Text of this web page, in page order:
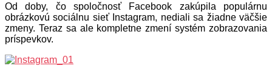
Od doby, čo spoločnosť Facebook zakúpila populárnu
obrázkovú sociálnu sieť Instagram, nediali sa žiadne väčšie
zmeny. Teraz sa ale kompletne zmení systém zobrazovania
príspevkov.